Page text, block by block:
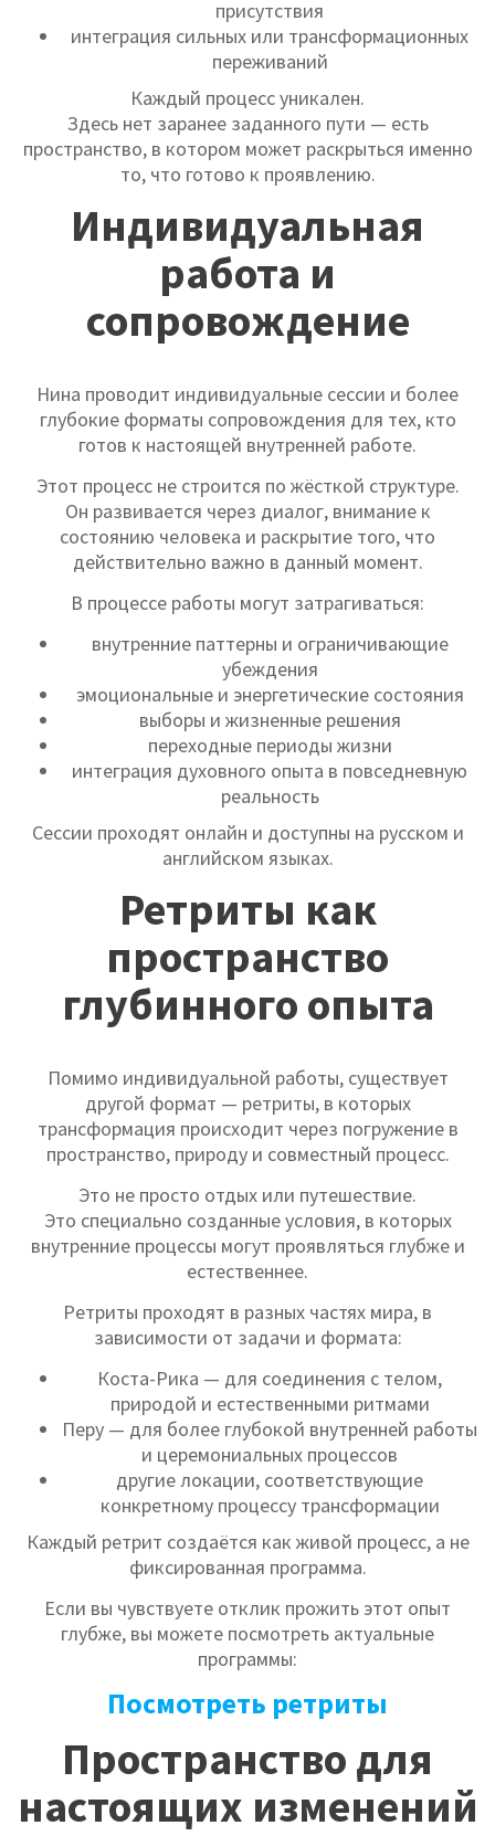
присутствия
интеграция сильных или трансформационных
переживаний
Каждый процесс уникален.
Здесь нет заранее заданного пути — есть
пространство, в котором может раскрыться именно
то, что готово к проявлению.
Индивидуальная
работа и
сопровождение
Нина проводит индивидуальные сессии и более
глубокие форматы сопровождения для тех, кто
готов к настоящей внутренней работе.
Этот процесс не строится по жёсткой структуре.
Он развивается через диалог, внимание к
состоянию человека и раскрытие того, что
действительно важно в данный момент.
В процессе работы могут затрагиваться:
внутренние паттерны и ограничивающие
убеждения
эмоциональные и энергетические состояния
выборы и жизненные решения
переходные периоды жизни
интеграция духовного опыта в повседневную
реальность
Сессии проходят онлайн и доступны на русском и
английском языках.
Ретриты как
пространство
глубинного опыта
Помимо индивидуальной работы, существует
другой формат — ретриты, в которых
трансформация происходит через погружение в
пространство, природу и совместный процесс.
Это не просто отдых или путешествие.
Это специально созданные условия, в которых
внутренние процессы могут проявляться глубже и
естественнее.
Ретриты проходят в разных частях мира, в
зависимости от задачи и формата:
Коста-Рика — для соединения с телом,
природой и естественными ритмами
Перу — для более глубокой внутренней работы
и церемониальных процессов
другие локации, соответствующие
конкретному процессу трансформации
Каждый ретрит создаётся как живой процесс, а не
фиксированная программа.
Если вы чувствуете отклик прожить этот опыт
глубже, вы можете посмотреть актуальные
программы:
Посмотреть ретриты
Пространство для
настоящих изменений